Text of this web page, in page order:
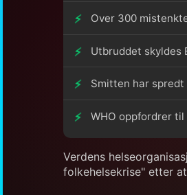
Over 300
Utbruddet skyldes
Smitten har spredt
WHO oppfordrer
Verdens
folkehelsekrise" etter